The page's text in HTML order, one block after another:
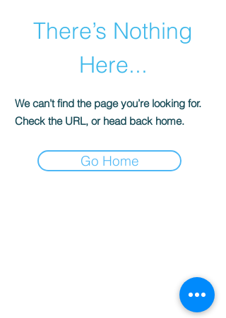
There’s Nothing
Here...
We can’t find the page you’re looking for.
Check the URL, or head back home.
Go Home